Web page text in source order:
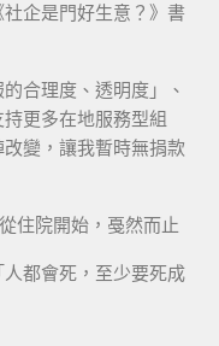
社企是門好生意？》書
合理度、透明度」、
更多在地服務型組
變，讓我暫時無捐款
住院開始，戞然而止
都會死，至少要死成